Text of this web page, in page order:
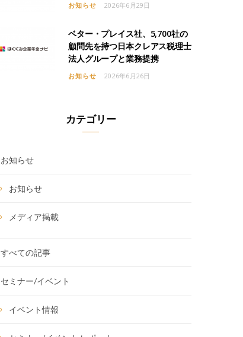
お知らせ 2026年6月29日
ベター・プレイス社、5,700社の
顧問先を持つ日本クレアス税理士
法人グループと業務提携
お知らせ 2026年6月26日
カテゴリー
お知らせ
お知らせ
メディア掲載
すべての記事
セミナー/イベント
イベント情報